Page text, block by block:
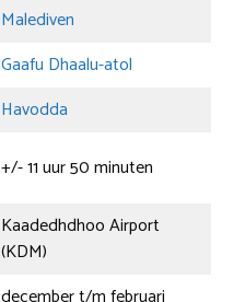
Malediven
Gaafu Dhaalu-atol
Havodda
+/- 11 uur 50 minuten
Kaadedhdhoo Airport
(KDM)